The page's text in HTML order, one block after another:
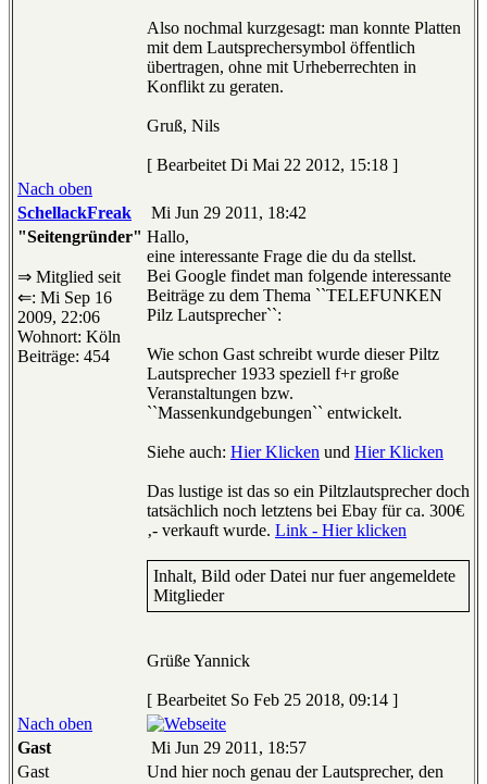
Also nochmal kurzgesagt: man konnte Platten
mit dem Lautsprechersymbol öffentlich
übertragen, ohne mit Urheberrechten in
Konflikt zu geraten.
Gruß, Nils
[ Bearbeitet Di Mai 22 2012, 15:18 ]
Nach oben
SchellackFreak
Mi Jun 29 2011, 18:42
"Seitengründer"
⇒ Mitglied seit
⇐: Mi Sep 16
2009, 22:06
Wohnort: Köln
Beiträge: 454
Hallo,
eine interessante Frage die du da stellst.
Bei Google findet man folgende interessante
Beiträge zu dem Thema ``TELEFUNKEN
Pilz Lautsprecher``:
Wie schon Gast schreibt wurde dieser Piltz
Lautsprecher 1933 speziell f+r große
Veranstaltungen bzw.
``Massenkundgebungen`` entwickelt.
Siehe auch: Hier Klicken und Hier Klicken
Das lustige ist das so ein Piltzlautsprecher doch
tatsächlich noch letztens bei Ebay für ca. 300€
‚- verkauft wurde. Link - Hier klicken
Inhalt, Bild oder Datei nur fuer angemeldete
Mitglieder
Grüße Yannick
[ Bearbeitet So Feb 25 2018, 09:14 ]
Nach oben
Gast
Mi Jun 29 2011, 18:57
Gast
Und hier noch genau der Lautsprecher, den